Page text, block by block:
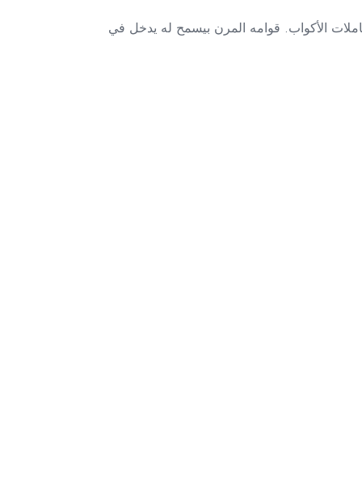
الأكواب. قوامه المرن بيسمح له يدخل في